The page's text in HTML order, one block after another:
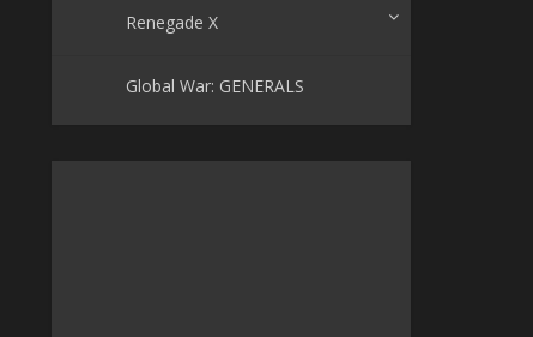
Renegade X
Global War: GENERALS